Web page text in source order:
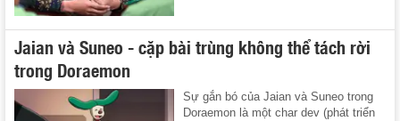
Jaian và Suneo - cặp bài trùng không thể tách rời
trong Doraemon
Sự gắn bó của Jaian và Suneo trong
Doraemon là một char dev (phát triển